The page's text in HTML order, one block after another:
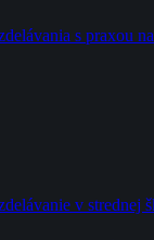
s praxou
v strednej